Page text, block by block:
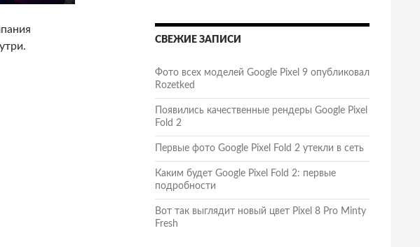
СВЕЖИЕ ЗАПИСИ
Фото всех моделей Google Pixel 9 опубликовал
Rozetked
Появились качественные рендеры Google Pixel
Fold 2
Первые фото Google Pixel Fold 2 утекли в сеть
Каким будет Google Pixel Fold 2: первые
подробности
Вот так выглядит новый цвет Pixel 8 Pro Minty
Fresh